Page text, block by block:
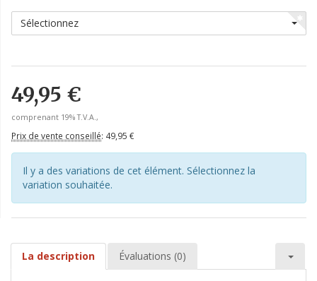
Sélectionnez
49,95 €
comprenant 19% T.V.A.,
Prix de vente conseillé: 49,95 €
Il y a des variations de cet élément. Sélectionnez la
variation souhaitée.
La description Évaluations (0)